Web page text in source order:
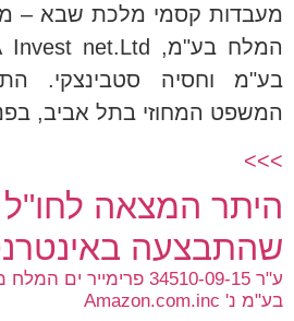
מעבדות קסמי מלכת שבא –
בע"מ וחסיה סטבינצקי.
המשפט המחוזי בתל אביב,
>>>
היתר המצאה לחו"ל
שהתבצעה
ע"ר 34510-09-15
בע"מ נ' Amazon.com.inc